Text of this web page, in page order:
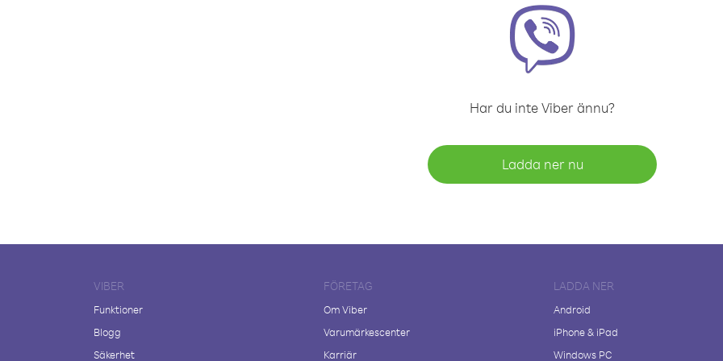
Har du inte Viber ännu?
Ladda ner nu
VIBER
Funktioner
Blogg
Säkerhet
FÖRETAG
Om Viber
Varumärkescenter
Karriär
LADDA NER
Android
iPhone & iPad
Windows PC